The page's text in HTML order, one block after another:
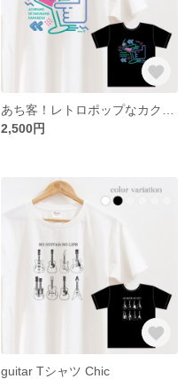
2,500円
guitar Tシャツ Chic